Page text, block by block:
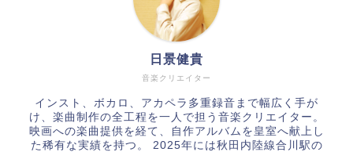
音楽クリエイター
日景健貴
インスト、ボカロ、アカペラ多重録音まで幅広く手が
け、楽曲制作の全工程を一人で担う音楽クリエイター。
映画への楽曲提供を経て、自作アルバムを皇室へ献上し
た稀有な実績を持つ。 2025年には秋田内陸線合川駅の